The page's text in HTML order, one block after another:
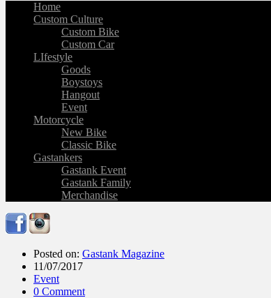
Home
Custom Culture
Custom Bike
Custom Car
LIfestyle
Goods
Boystoys
Hangout
Event
Motorcycle
New Bike
Classic Bike
Gastankers
Gastank Event
Gastank Family
Merchandise
Posted on: Gastank Magazine
11/07/2017
Event
0 Comment